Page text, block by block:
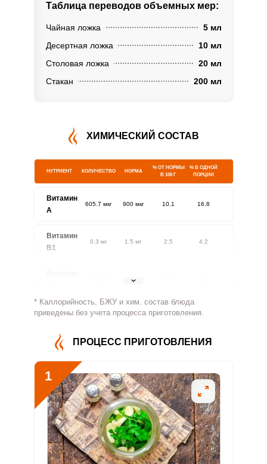
Таблица переводов объемных мер:
Чайная ложка
5 мл
Десертная ложка
10 мл
Столовая ложка
20 мл
Стакан
200 мл
ХИМИЧЕСКИЙ СОСТАВ
НУТРИЕНТ КОЛИЧЕСТВО НОРМА
% ОТ НОРМЫ
В 100 Г
% В ОДНОЙ
ПОРЦИИ
Витамин
A
605.7 мкг 900 мкг 10.1 16.8
Витамин
В1
0.3 мг 1.5 мг 2.5 4.2
1.8 мг
Витамин
3.1 мг 500 мг 0.1 0.2
Витамин
В5
Витамин
В6
0 мг 2 мг 0.4 0.6
Витамин
В9
13.3 мкг 400 мкг 0.5 0.8
Витамин
* Каллорийность, БЖУ и хим. состав блюда
приведены без учета процесса приготовления.
ПРОЦЕСС ПРИГОТОВЛЕНИЯ
1
Сообщить об ошибке